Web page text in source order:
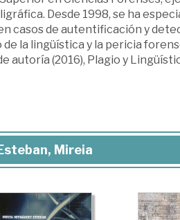
Desde 1998, se ha
casos de autentificación y
la lingüística y la pericia
autoría (2016), Plagio y
Mireia